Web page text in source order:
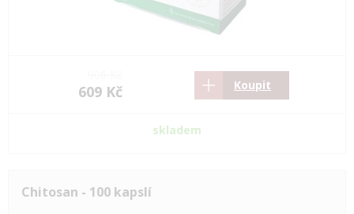
609 Kč Koupit
skladem
Chitosan - 100 kapslí